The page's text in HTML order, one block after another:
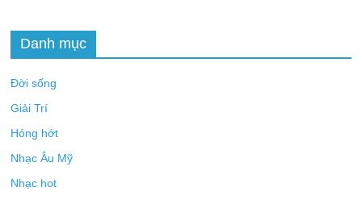
Danh mục
Đời sống
Giải Trí
Hóng hớt
Nhạc Âu Mỹ
Nhạc hot